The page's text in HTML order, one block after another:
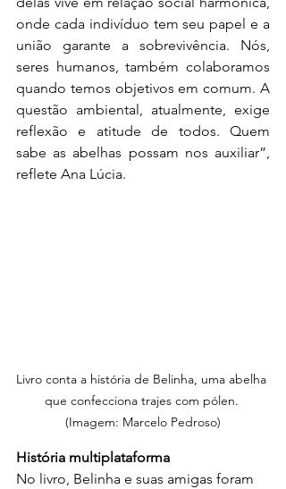
onde cada indivíduo tem seu papel e a
união garante a sobrevivência. Nós,
seres humanos, também colaboramos
quando temos objetivos em comum. A
questão ambiental, atualmente, exige
reflexão e atitude de todos. Quem
sabe as abelhas possam nos auxiliar”,
reflete Ana Lúcia.
Livro conta a história de Belinha, uma abelha
que confecciona trajes com pólen.
(Imagem: Marcelo Pedroso)
História multiplataforma
No livro, Belinha e suas amigas foram